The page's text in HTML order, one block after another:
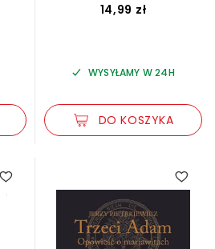
14,99 zł
WYSYŁAMY W 24H
DO KOSZYKA